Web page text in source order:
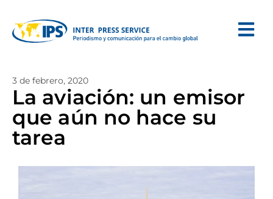
3 de febrero, 2020
La aviación: un emisor
que aún no hace su
tarea